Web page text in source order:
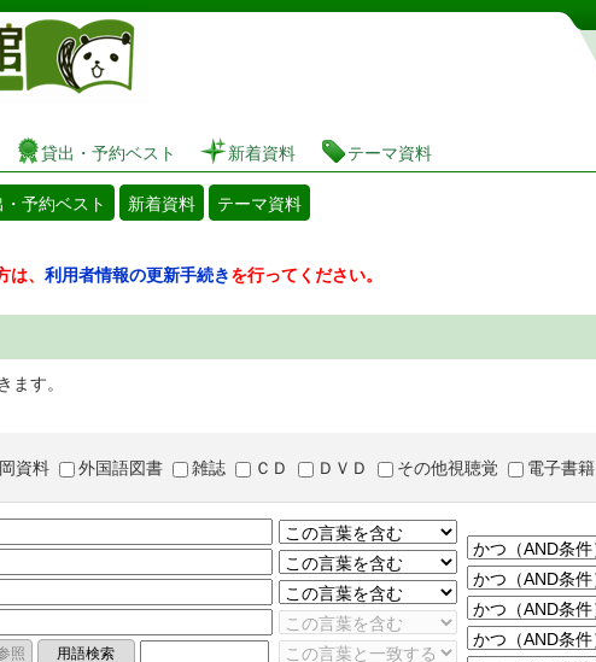
図書館 蔵書検索・予約システム
貸出・予約ベスト 新着資料 テーマ資料
・予約ベスト 新着資料 テーマ資料
、 利用者情報の更新手続きを行ってください。
ます。
資料 外国語図書 雑誌 ＣＤ ＤＶＤ その他視聴覚 電子書籍